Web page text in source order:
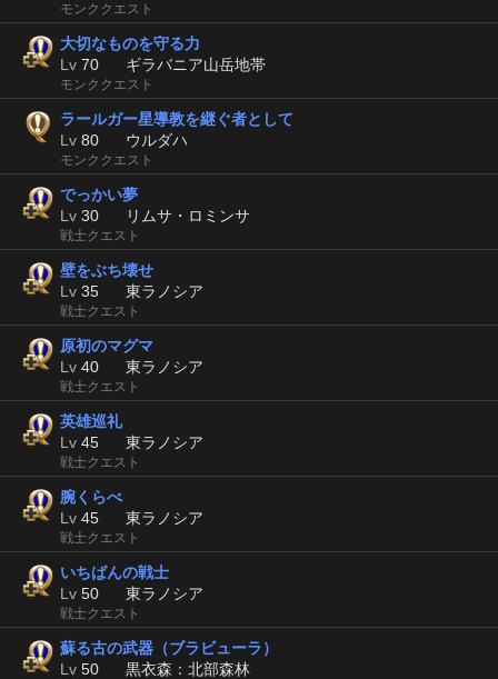
モンククエスト
大切なものを守る力
Lv 70 ギラバニア山岳地帯
モンククエスト
ラールガー星導教を継ぐ者として
Lv 80 ウルダハ
モンククエスト
でっかい夢
Lv 30 リムサ・ロミンサ
戦士クエスト
壁をぶち壊せ
Lv 35 東ラノシア
戦士クエスト
原初のマグマ
Lv 40 東ラノシア
戦士クエスト
英雄巡礼
Lv 45 東ラノシア
戦士クエスト
腕くらべ
Lv 45 東ラノシア
戦士クエスト
いちばんの戦士
Lv 50 東ラノシア
戦士クエスト
蘇る古の武器（ブラビューラ）
Lv 50 黒衣森：北部森林